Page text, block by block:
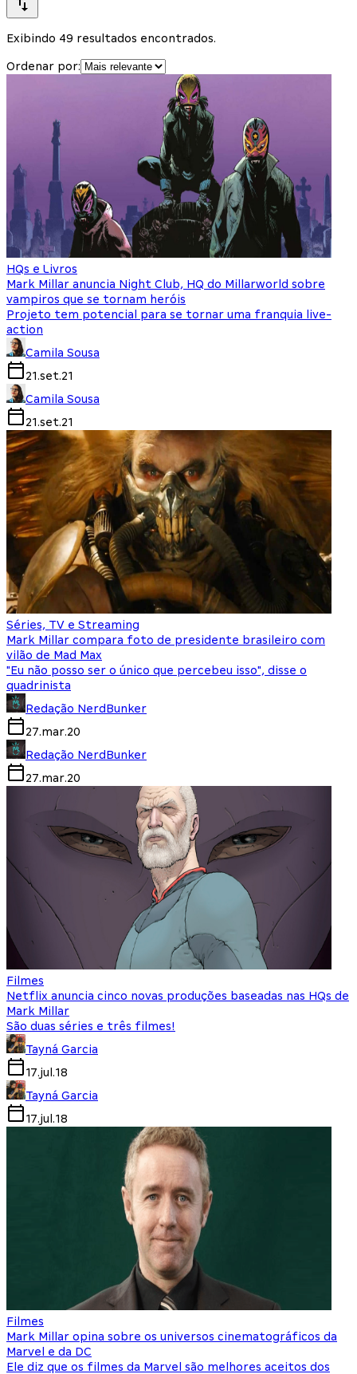
Exibindo 49 resultados encontrados.
Ordenar por:
HQs e Livros
Mark Millar anuncia Night Club, HQ do Millarworld sobre
vampiros que se tornam heróis
Projeto tem potencial para se tornar uma franquia live-
action
Camila Sousa
21.set.21
Camila Sousa
21.set.21
Séries, TV e Streaming
Mark Millar compara foto de presidente brasileiro com
vilão de Mad Max
"Eu não posso ser o único que percebeu isso", disse o
quadrinista
Redação NerdBunker
27.mar.20
Redação NerdBunker
27.mar.20
Filmes
Netflix anuncia cinco novas produções baseadas nas HQs de
Mark Millar
São duas séries e três filmes!
Tayná Garcia
17.jul.18
Tayná Garcia
17.jul.18
Filmes
Mark Millar opina sobre os universos cinematográficos da
Marvel e da DC
Ele diz que os filmes da Marvel são melhores aceitos dos